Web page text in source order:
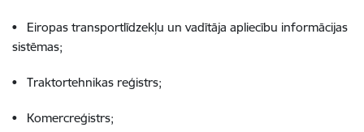
• Eiropas transportlīdzekļu un vadītāja apliecību informācijas
sistēmas;
• Traktortehnikas reģistrs;
• Komercreģistrs;